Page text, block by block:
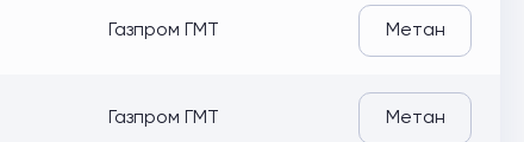
Газпром ГМТ Метан
Газпром ГМТ Метан